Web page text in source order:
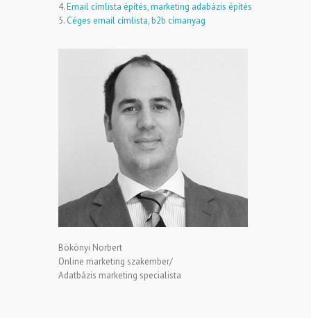
4.Email címlista építés, marketing adabázis építés
5.Céges email címlista, b2b címanyag
Bökönyi Norbert
Online marketing szakember/
Adatbázis marketing specialista